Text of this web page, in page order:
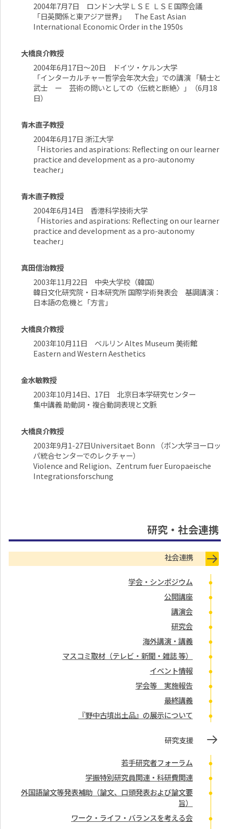
2004年7月7日 ロンドン大学ＬＳＥ ＬＳＥ国際会議
「日英関係と東アジア世界」 The East Asian
International Economic Order in the 1950s
大橋良介教授
2004年6月17日～20日 ドイツ・ケルン大学
「インターカルチャー哲学会年次大会」での講演 「騎士と
武士 ー 芸術の問いとしての〈伝統と断絶〉」（6月18
日）
青木直子教授
2004年6月17日 浙江大学
「Histories and aspirations: Reflecting on our learner
practice and development as a pro-autonomy
teacher」
青木直子教授
2004年6月14日 香港科学技術大学
「Histories and aspirations: Reflecting on our learner
practice and development as a pro-autonomy
teacher」
真田信治教授
2003年11月22日 中央大学校（韓国）
韓日文化研究院・日本研究所 国際学術発表会 基調講演：
日本語の危機と「方言」
大橋良介教授
2003年10月11日 ベルリン Altes Museum 美術館
Eastern and Western Aesthetics
金水敏教授
2003年10月14日、17日 北京日本学研究センター
集中講義 助動詞・複合動詞表現と文脈
大橋良介教授
2003年9月1-27日Universitaet Bonn （ボン大学ヨーロッ
パ統合センターでのレクチャー）
Violence and Religion、Zentrum fuer Europaeische
Integrationsforschung
研究・社会連携
社会連携
学会・シンポジウム
公開講座
講演会
研究会
海外講演・講義
マスコミ取材（テレビ・新聞・雑誌 等）
イベント情報
学会等 実施報告
最終講義
『野中古墳出土品』の展示について
研究支援
若手研究者フォーラム
学振特別研究員関連・科研費関連
外国語論文等発表補助（論文、口頭発表および論文要
旨）
ワーク・ライフ・バランスを考える会